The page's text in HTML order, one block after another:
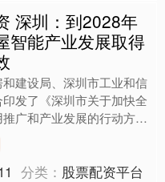
深圳：到2028年
智能产业发展取得
建设局、深圳市工业和信
发了《深圳市关于加快全
广和产业发展的行动方案
年）》。方案提出，到
屋....
分类： 股票配资平台